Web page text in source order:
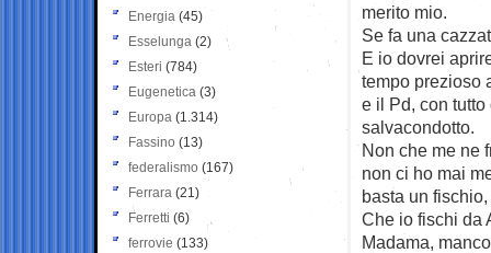
merito mio.
Se fa una
E io dovrei
tempo prezioso
e il Pd, con
salvacondotto.
Non che me ne
non ci ho mai
basta un
Che io fischi da
Madama,
Energia (45)
Esselunga (2)
Esteri (784)
Eugenetica (3)
Europa (1.314)
Fassino (13)
federalismo (167)
Ferrara (21)
Ferretti (6)
ferrovie (133)